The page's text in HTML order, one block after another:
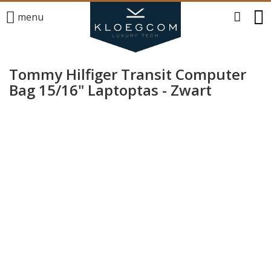
menu
Tommy Hilfiger Transit Computer
Bag 15/16" Laptoptas - Zwart